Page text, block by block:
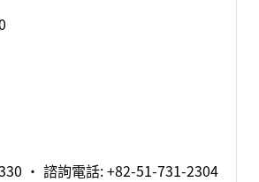
· 諮詢電話: +82-51-731-2304